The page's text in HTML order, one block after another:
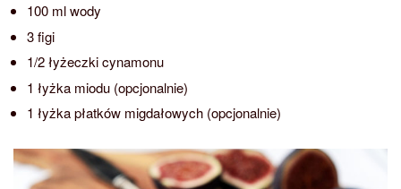
100 ml wody
3 figi
1/2 łyżeczki cynamonu
1 łyżka miodu (opcjonalnie)
1 łyżka płatków migdałowych (opcjonalnie)